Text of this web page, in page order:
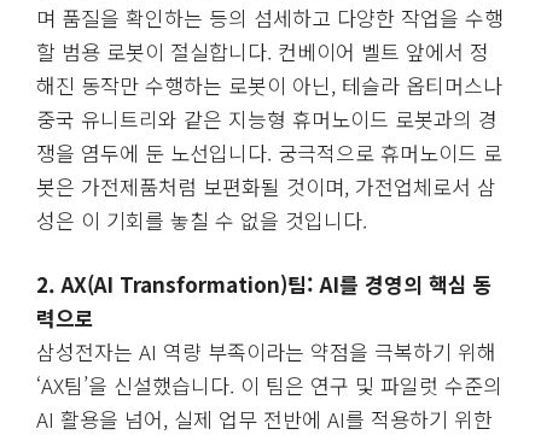
며 품질을 확인하는 등의 섬세하고 다양한 작업을 수행
할 범용 로봇이 절실합니다. 컨베이어 벨트 앞에서 정
해진 동작만 수행하는 로봇이 아닌, 테슬라 옵티머스나
중국 유니트리와 같은 지능형 휴머노이드 로봇과의 경
쟁을 염두에 둔 노선입니다. 궁극적으로 휴머노이드 로
봇은 가전제품처럼 보편화될 것이며, 가전업체로서 삼
성은 이 기회를 놓칠 수 없을 것입니다.
2. AX(AI Transformation)팀: AI를 경영의 핵심 동
력으로
삼성전자는 AI 역량 부족이라는 약점을 극복하기 위해
‘AX팀’을 신설했습니다. 이 팀은 연구 및 파일럿 수준의
AI 활용을 넘어, 실제 업무 전반에 AI를 적용하기 위한